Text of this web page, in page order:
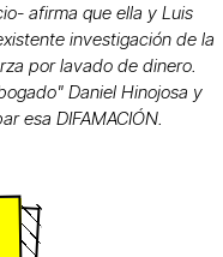
afirma que ella y Luis
investigación de la
por lavado de dinero.
Daniel Hinojosa y
esa DIFAMACIÓN.